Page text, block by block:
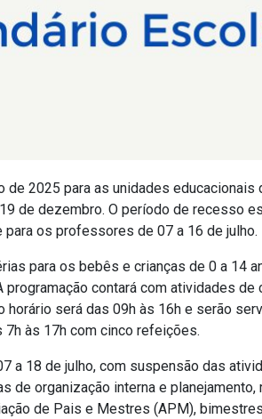
de 2025 para as unidades educacionais
de dezembro. O período de recesso
os professores de 07 a 16 de julho.
para os bebês e crianças de 0 a 14
contará com atividades de
será das 09h às 16h e serão
às 17h com cinco refeições.
a 18 de julho, com suspensão das
de organização interna e planejamento,
de Pais e Mestres (APM),